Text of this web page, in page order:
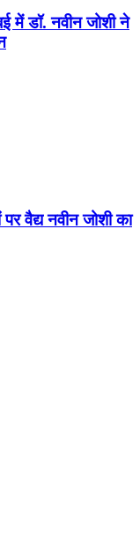
डॉ. नवीन जोशी ने
वैद्य नवीन जोशी का